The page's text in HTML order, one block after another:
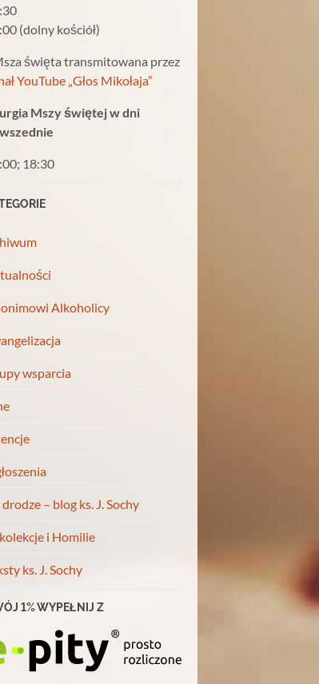
(dolny kościół)
święta transmitowana przez
YouTube „Głos Mikołaja”
Mszy świętej w dni
18:30
Alkoholicy
wsparcia
drodze – blog ks. J. Sochy
i Homilie
ks. J. Sochy
1% WYPEŁNIJ Z